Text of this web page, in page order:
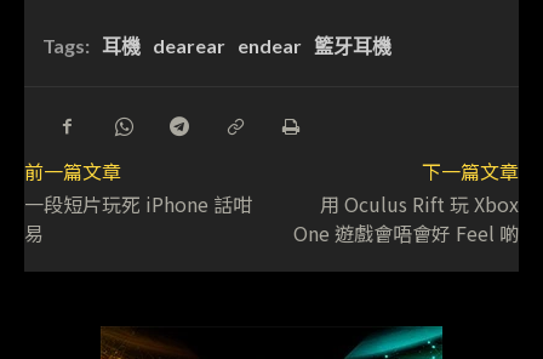
Tags: 耳機 dearear endear 籃牙耳機
前一篇文章
一段短片玩死 iPhone 話咁
易
下一篇文章
用 Oculus Rift 玩 Xbox
One 遊戲會唔會好 Feel 啲